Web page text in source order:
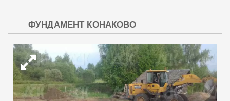
ФУНДАМЕНТ КОНАКОВО